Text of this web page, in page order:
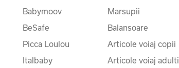
Babymoov
BeSafe
Picca Loulou
Italbaby
Marsupii
Balansoare
Articole voiaj copii
Articole voiaj adulti